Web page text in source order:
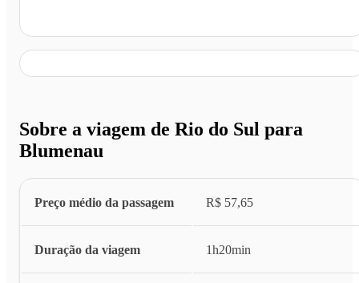
Sobre a viagem de Rio do Sul para
Blumenau
Preço médio da passagem R$ 57,65
Duração da viagem 1h20min